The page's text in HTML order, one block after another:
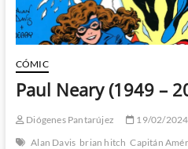
CÓMIC
Paul Neary (1949 –
Diógenes Pantarújez 19/02/2024
Alan Davis brian hitch Capitán